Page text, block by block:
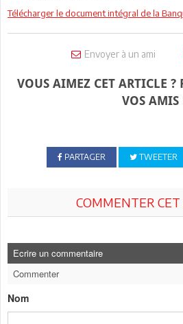
Télécharger le document intégral de la
Envoyer à un ami
VOUS AIMEZ CET ARTICLE ?
VOS AMIS
PARTAGER TWEETER
COMMENTER CET
Ecrire un commentaire
Commenter
Nom